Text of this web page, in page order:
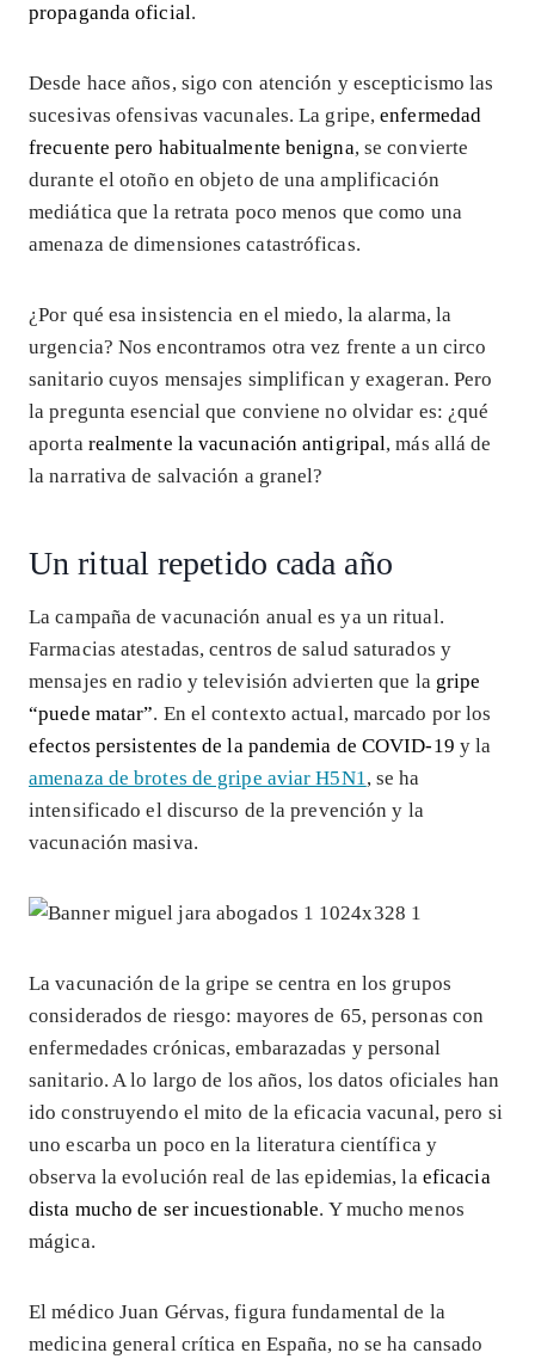
propaganda oficial.
Desde hace años, sigo con atención y escepticismo las
sucesivas ofensivas vacunales. La gripe,enfermedad
frecuente pero habitualmente benigna, se convierte
durante el otoño en objeto de una amplificación
mediática que la retrata poco menos que como una
amenaza de dimensiones catastróficas.
¿Por qué esa insistencia en el miedo, la alarma, la
urgencia? Nos encontramos otra vez frente a un circo
sanitario cuyos mensajes simplifican y exageran. Pero
la pregunta esencial que conviene no olvidar es: ¿qué
aporta realmente la vacunación antigripal, más allá de
la narrativa de salvación a granel?
Un ritual repetido cada año
La campaña de vacunación anual es ya un ritual.
Farmacias atestadas, centros de salud saturados y
mensajes en radio y televisión advierten que la gripe
“puede matar”. En el contexto actual, marcado por los
efectos persistentes de la pandemia de COVID-19 y la
amenaza de brotes de gripe aviar H5N1 , se ha
intensificado el discurso de la prevención y la
vacunación masiva.
La vacunación de la gripe se centra en los grupos
considerados de riesgo: mayores de 65, personas con
enfermedades crónicas, embarazadas y personal
sanitario. A lo largo de los años, los datos oficiales han
ido construyendo el mito de la eficacia vacunal, pero si
uno escarba un poco en la literatura científica y
observa la evolución real de las epidemias, la eficacia
dista mucho de ser incuestionable. Y mucho menos
mágica.
El médico Juan Gérvas, figura fundamental de la
medicina general crítica en España, no se ha cansado